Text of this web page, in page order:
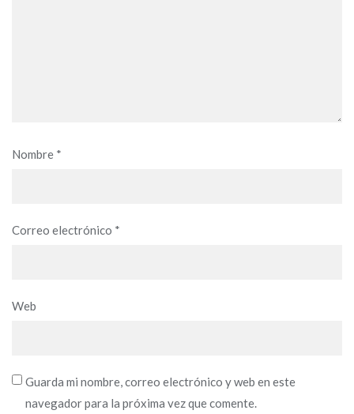
Nombre *
Correo electrónico *
Web
Guarda mi nombre, correo electrónico y web en este
navegador para la próxima vez que comente.